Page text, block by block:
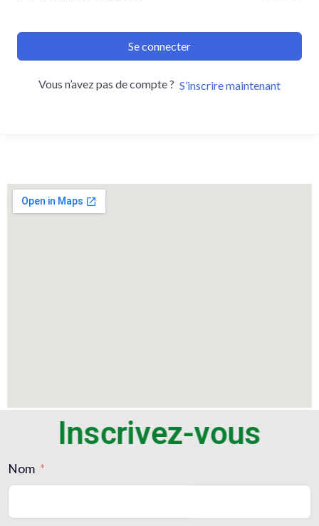
Se connecter
Vous n’avez pas de compte ? S’inscrire maintenant
Inscrivez-vous
Nom